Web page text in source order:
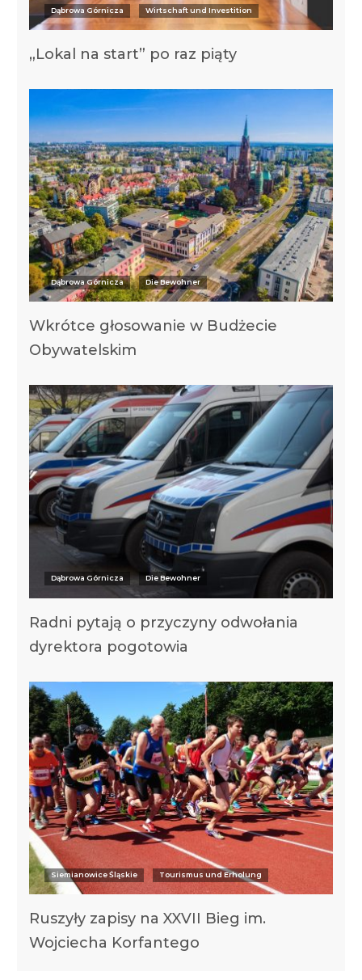
Dąbrowa Górnicza Wirtschaft und Investition
„Lokal na start” po raz piąty
Dąbrowa Górnicza Die Bewohner
Wkrótce głosowanie w Budżecie
Obywatelskim
Dąbrowa Górnicza Die Bewohner
Radni pytają o przyczyny odwołania
dyrektora pogotowia
Siemianowice Śląskie Tourismus und Erholung
Ruszyły zapisy na XXVII Bieg im.
Wojciecha Korfantego